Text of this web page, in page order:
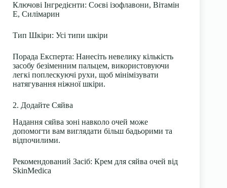
Ключові Інгредієнти: Соєві ізофлавони, Вітамін
Е, Силімарин
Тип Шкіри: Усі типи шкіри
Порада Експерта: Нанесіть невелику кількість
засобу безіменним пальцем, використовуючи
легкі поплескуючі рухи, щоб мінімізувати
натягування ніжної шкіри.
2. Додайте Сяйва
Надання сяйва зоні навколо очей може
допомогти вам виглядати більш бадьорими та
відпочилими.
Рекомендований Засіб: Крем для сяйва очей від
SkinMedica